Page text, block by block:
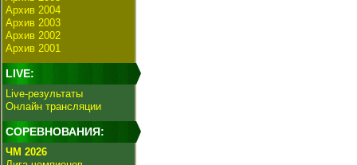
Архив 2004
Архив 2003
Архив 2002
Архив 2001
LIVE:
Live-результаты
Онлайн трансляции
СОРЕВНОВАНИЯ:
ЧМ 2026